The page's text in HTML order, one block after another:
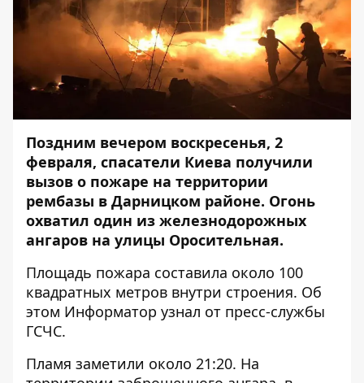
Поздним вечером воскресенья, 2
февраля, спасатели Киева получили
вызов о пожаре на территории
рембазы в Дарницком районе. Огонь
охватил один из железнодорожных
ангаров на улицы Оросительная.
Площадь пожара составила около 100
квадратных метров внутри строения. Об
этом Информатор узнал от пресс-службы
ГСЧС.
Пламя заметили около 21:20. На